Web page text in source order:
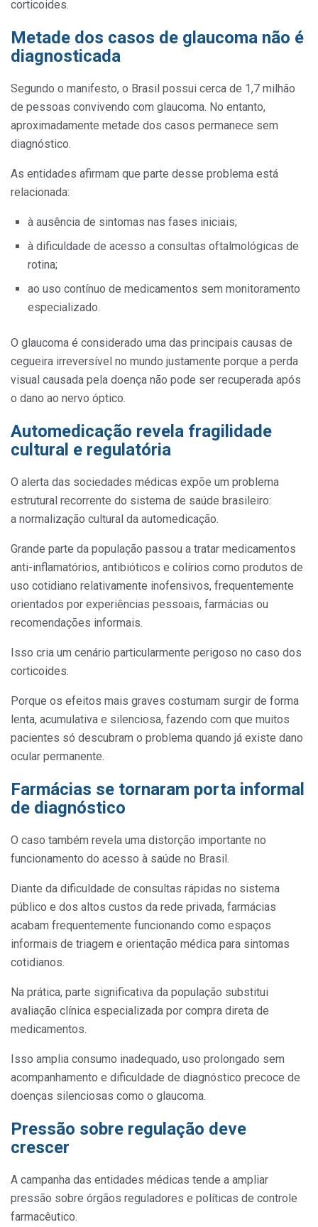
corticoides.
Metade dos casos de glaucoma não é
diagnosticada
Segundo o manifesto, o Brasil possui cerca de 1,7 milhão
de pessoas convivendo com glaucoma. No entanto,
aproximadamente metade dos casos permanece sem
diagnóstico.
As entidades afirmam que parte desse problema está
relacionada:
à ausência de sintomas nas fases iniciais;
à dificuldade de acesso a consultas oftalmológicas de
rotina;
ao uso contínuo de medicamentos sem monitoramento
especializado.
O glaucoma é considerado uma das principais causas de
cegueira irreversível no mundo justamente porque a perda
visual causada pela doença não pode ser recuperada após
o dano ao nervo óptico.
Automedicação revela fragilidade
cultural e regulatória
O alerta das sociedades médicas expõe um problema
estrutural recorrente do sistema de saúde brasileiro:
a normalização cultural da automedicação.
Grande parte da população passou a tratar medicamentos
anti-inflamatórios, antibióticos e colírios como produtos de
uso cotidiano relativamente inofensivos, frequentemente
orientados por experiências pessoais, farmácias ou
recomendações informais.
Isso cria um cenário particularmente perigoso no caso dos
corticoides.
Porque os efeitos mais graves costumam surgir de forma
lenta, acumulativa e silenciosa, fazendo com que muitos
pacientes só descubram o problema quando já existe dano
ocular permanente.
Farmácias se tornaram porta informal
de diagnóstico
O caso também revela uma distorção importante no
funcionamento do acesso à saúde no Brasil.
Diante da dificuldade de consultas rápidas no sistema
público e dos altos custos da rede privada, farmácias
acabam frequentemente funcionando como espaços
informais de triagem e orientação médica para sintomas
cotidianos.
Na prática, parte significativa da população substitui
avaliação clínica especializada por compra direta de
medicamentos.
Isso amplia consumo inadequado, uso prolongado sem
acompanhamento e dificuldade de diagnóstico precoce de
doenças silenciosas como o glaucoma.
Pressão sobre regulação deve
crescer
A campanha das entidades médicas tende a ampliar
pressão sobre órgãos reguladores e políticas de controle
farmacêutico.